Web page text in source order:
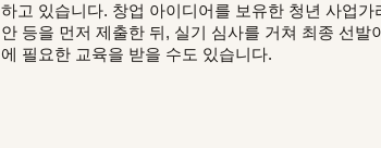
하고 있습니다. 창업 아이디어를 보유한 청년 사업
안 등을 먼저 제출한 뒤, 실기 심사를 거쳐 최종 선
에 필요한 교육을 받을 수도 있습니다.